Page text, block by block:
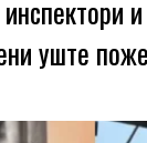
уште